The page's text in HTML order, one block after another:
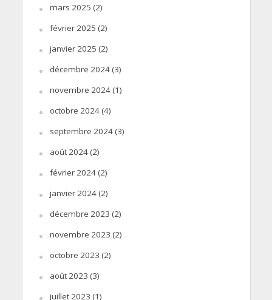
mars 2025 (2)
février 2025 (2)
janvier 2025 (2)
décembre 2024(3)
novembre 2024(1)
octobre 2024(4)
septembre 2024(3)
août 2024(2)
février 2024(2)
janvier 2024(2)
décembre 2023 (2)
novembre 2023 (2)
octobre 2023 (2)
août 2023 (3)
juillet 2023 (1)